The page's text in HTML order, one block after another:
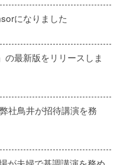
になりました
最新版をリリースしま
社鳥井が招待講演を務